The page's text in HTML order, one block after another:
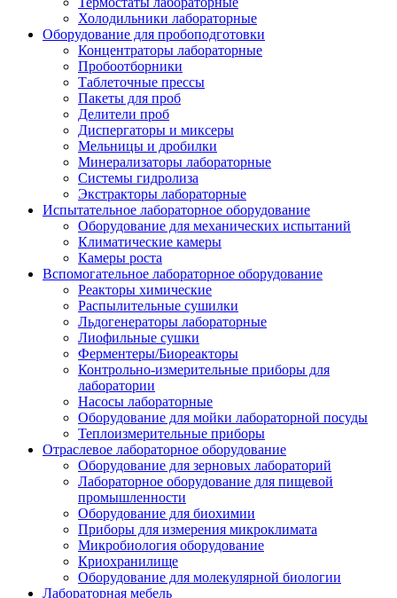
Холодильники лабораторные
Оборудование для пробоподготовки
Концентраторы лабораторные
Пробоотборники
Таблеточные прессы
Пакеты для проб
Делители проб
Диспергаторы и миксеры
Мельницы и дробилки
Минерализаторы лабораторные
Системы гидролиза
Экстракторы лабораторные
Испытательное лабораторное оборудование
Оборудование для механических испытаний
Климатические камеры
Камеры роста
Вспомогательное лабораторное оборудование
Реакторы химические
Распылительные сушилки
Льдогенераторы лабораторные
Лиофильные сушки
Ферментеры/Биореакторы
Контрольно-измерительные приборы для
лаборатории
Насосы лабораторные
Оборудование для мойки лабораторной посуды
Теплоизмерительные приборы
Отраслевое лабораторное оборудование
Оборудование для зерновых лабораторий
Лабораторное оборудование для пищевой
промышленности
Оборудование для биохимии
Приборы для измерения микроклимата
Микробиология оборудование
Криохранилище
Оборудование для молекулярной биологии
Лабораторная мебель